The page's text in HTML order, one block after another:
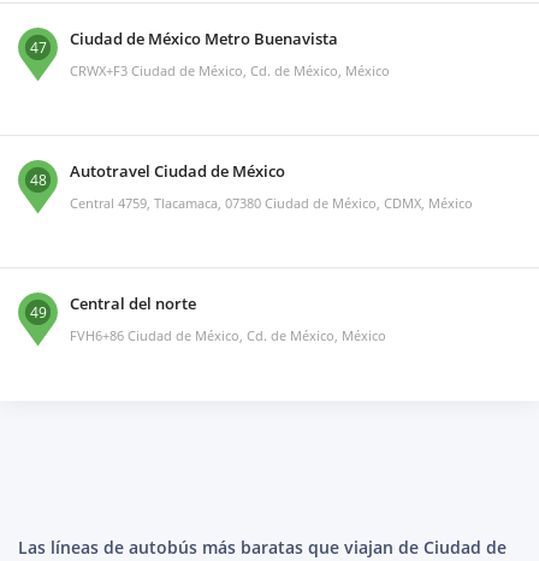
47 Ciudad de México Metro Buenavista
CRWX+F3 Ciudad de México, Cd. de México, México
48 Autotravel Ciudad de México
Central 4759, Tlacamaca, 07380 Ciudad de México, CDMX, México
49 Central del norte
FVH6+86 Ciudad de México, Cd. de México, México
Las líneas de autobús más baratas que viajan de Ciudad de